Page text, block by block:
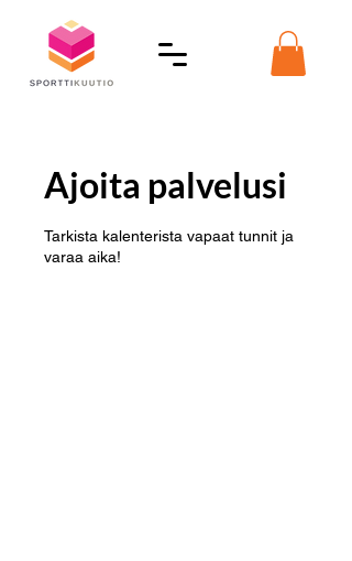
Ajoita palvelusi
Tarkista kalenterista vapaat tunnit ja
varaa aika!